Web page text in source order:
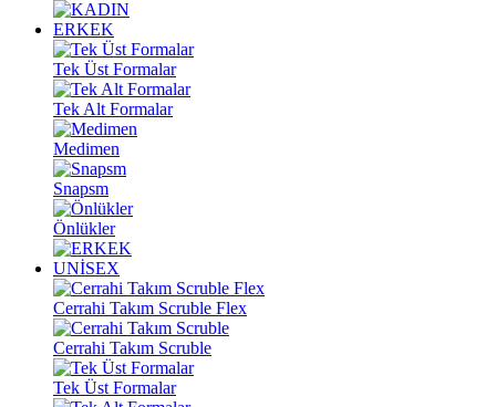
ERKEK
Tek Üst Formalar
Tek Alt Formalar
Medimen
Snapsm
Önlükler
UNİSEX
Cerrahi Takım Scruble Flex
Cerrahi Takım Scruble
Tek Üst Formalar